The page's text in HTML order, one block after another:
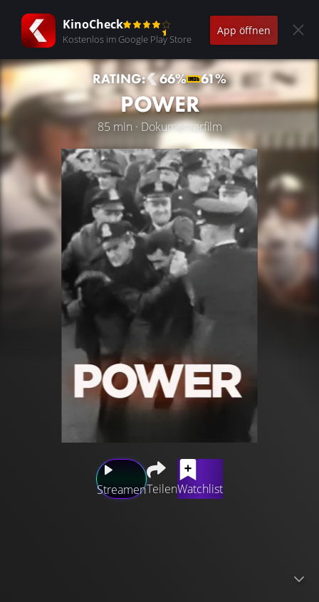
KinoCheck
Kostenlos im Google Play Store
App öffnen
RATING: 66% 61%
POWER
85 min · Dokumentarfilm
StreamenTeilenWatchlist
Heute verkörpert die amerikanische Polizeiarbeit ein